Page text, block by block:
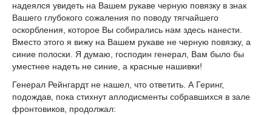
надеялся увидеть на Вашем рукаве черную повязку в знак
Вашего глубокого сожаления по поводу тягчайшего
оскорбления, которое Вы собирались нам здесь нанести.
Вместо этого я вижу на Вашем рукаве не черную повязку, а
синие полоски. Я думаю, господин генерал, Вам было бы
уместнее надеть не синие, а красные нашивки!
Генерал Рейнгардт не нашел, что ответить. А Геринг,
подождав, пока стихнут аплодисменты собравшихся в зале
фронтовиков, продолжал: